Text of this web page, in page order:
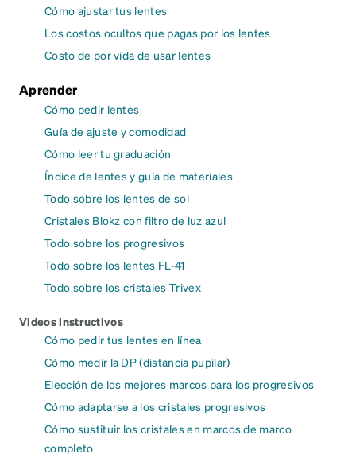
Cómo ajustar tus lentes
Los costos ocultos que pagas por los lentes
Costo de por vida de usar lentes
Aprender
Cómo pedir lentes
Guía de ajuste y comodidad
Cómo leer tu graduación
Índice de lentes y guía de materiales
Todo sobre los lentes de sol
Cristales Blokz con filtro de luz azul
Todo sobre los progresivos
Todo sobre los lentes FL-41
Todo sobre los cristales Trivex
Videos instructivos
Cómo pedir tus lentes en línea
Cómo medir la DP (distancia pupilar)
Elección de los mejores marcos para los progresivos
Cómo adaptarse a los cristales progresivos
Cómo sustituir los cristales en marcos de marco
completo